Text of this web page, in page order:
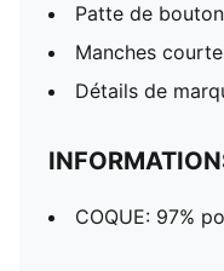
Patte de
Manches
Détails de
COQUE: 97%